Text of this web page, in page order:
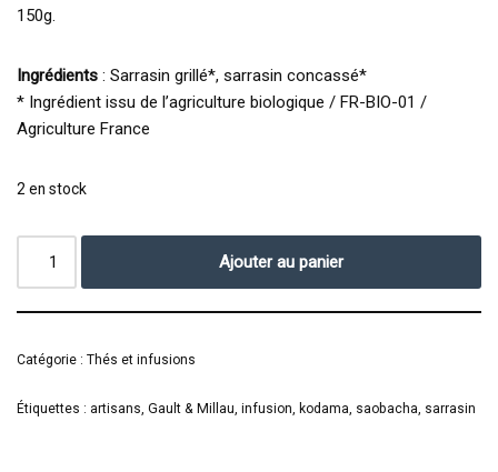
150g.
Ingrédients : Sarrasin grillé*, sarrasin concassé*
* Ingrédient issu de l’agriculture biologique / FR-BIO-01 /
Agriculture France
2 en stock
Ajouter au panier
Catégorie : Thés et infusions
Étiquettes : artisans Gault & Millau infusion kodama saobacha sarrasin